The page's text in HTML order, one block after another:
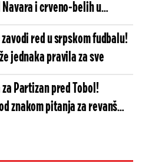
i crveno-belih u
red u srpskom fudbalu!
jednaka pravila za sve
Partizan pred Tobol!
znakom pitanja za revanš